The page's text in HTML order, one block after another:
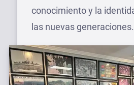
conocimiento y la
las nuevas generaciones.